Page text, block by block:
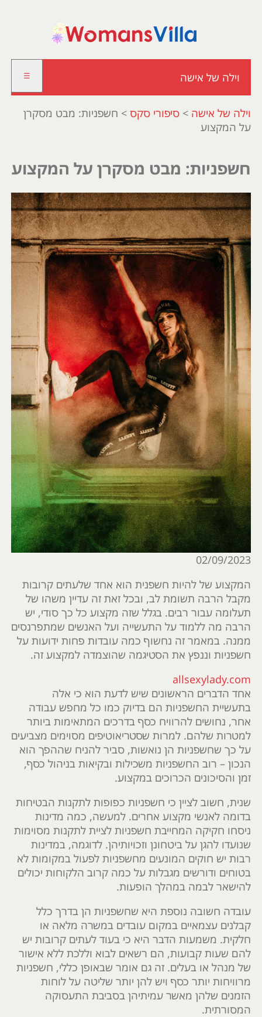
וילה של אישה ☰
וילה של אישה > סיפורי סקס > חשפניות: מבט מסקרן
על המקצוע
חשפניות: מבט מסקרן על המקצוע
02/09/2023
המקצוע של להיות חשפנית הוא אחד שלעתים קרובות
מקבל הרבה תשומת לב, ובכל זאת זה עדיין משהו של
תעלומה עבור רבים. בגלל שזה מקצוע כל כך סודי, יש
הרבה מה ללמוד על התעשייה ועל האנשים שמתפרנסים
ממנה. במאמר זה נחשוף כמה עובדות פחות ידועות על
חשפניות וננפץ את הסטיגמה שהוצמדה למקצוע זה.
allsexylady.com
אחד הדברים הראשונים שיש לדעת הוא כי אלה
בתעשיית החשפניות הם בדיוק כמו כל מחפש עבודה
אחר, נחושים להרוויח כסף בדרכים המתאימות ביותר
למטרות שלהם. למרות שסטריאוטיפים מסוימים מצביעים
על כך שחשפניות הן נואשות, סביר להניח שההפך הוא
הנכון – רוב החשפניות משכילות ובקיאות בניהול כסף,
זמן והסיכונים הכרוכים במקצוע.
שנית, חשוב לציין כי חשפניות כפופות לתקנות הבטיחות
בדומה לאנשי מקצוע אחרים. למעשה, כמה מדינות
ניסחו חקיקה המחייבת חשפניות לציית לתקנות מסוימות
שנועדו להגן על ביטחונן וזכויותיהן. לדוגמה, במדינות
רבות יש חוקים המונעים מחשפניות לפעול במקומות לא
בטוחים ודורשים מגבלות על כמה קרוב הלקוחות יכולים
להישאר לבמה במהלך הופעות.
עובדה חשובה נוספת היא שחשפניות הן בדרך כלל
קבלנים עצמאיים במקום עובדים במשרה מלאה או
חלקית. משמעות הדבר היא כי בעוד לעתים קרובות יש
להם שעות קבועות, הם רשאים לבוא וללכת ללא אישור
של מנהל או בעלים. זה גם אומר שבאופן כללי, חשפניות
מרוויחות יותר כסף ויש להן יותר שליטה על לוחות
הזמנים שלהן מאשר עמיתיהן בסביבת התעסוקה
המסורתית.